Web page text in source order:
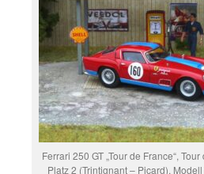
Ferrari 250 GT „Tour de France“,
Platz 2 (Trintignant – Picard),